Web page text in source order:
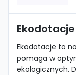
Ekodotacje to
pomaga w
ekologicznych.